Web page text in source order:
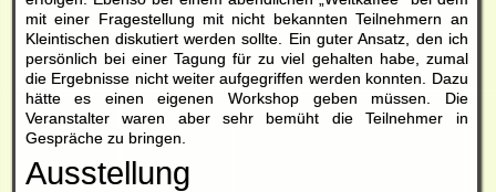
mit einer Fragestellung mit nicht bekannten Teilnehmern an
Kleintischen diskutiert werden sollte. Ein guter Ansatz, den ich
persönlich bei einer Tagung für zu viel gehalten habe, zumal
die Ergebnisse nicht weiter aufgegriffen werden konnten. Dazu
hätte es einen eigenen Workshop geben müssen. Die
Veranstalter waren aber sehr bemüht die Teilnehmer in
Gespräche zu bringen.
Ausstellung